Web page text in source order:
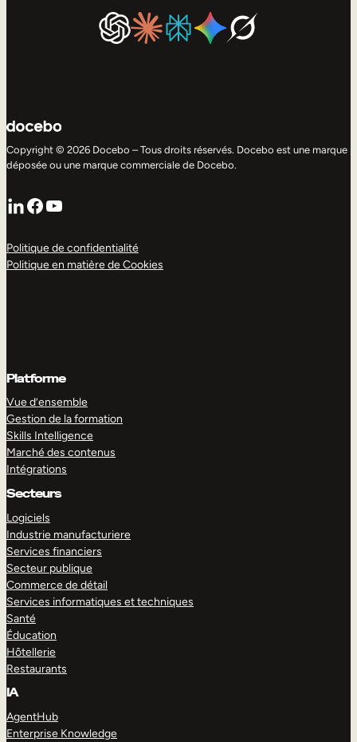
Copyright © 2026 Docebo – Tous droits réservés. Docebo est une marque
déposée ou une marque commerciale de Docebo.
LinkedIn
Facebook
YouTube
Politique de confidentialité
Politique en matière de Cookies
Platforme
Vue d’ensemble
Gestion de la formation
Skills Intelligence
Marché des contenus
Intégrations
Secteurs
Logiciels
Industrie manufacturiere
Services financiers
Secteur publique
Commerce de détail
Services informatiques et techniques
Santé
Éducation
Hôtellerie
Restaurants
IA
AgentHub
Enterprise Knowledge